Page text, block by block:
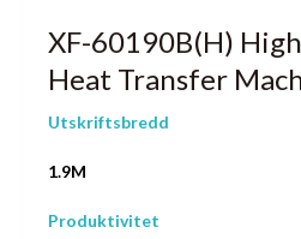
XF-60190B(H)
Heat Transfer
Utskriftsbredd
1.9M
Produktivitet